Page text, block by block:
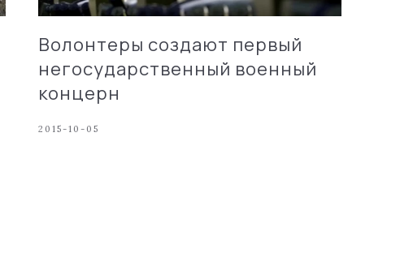
Волонтеры создают первый
негосударственный военный
концерн
2015-10-05